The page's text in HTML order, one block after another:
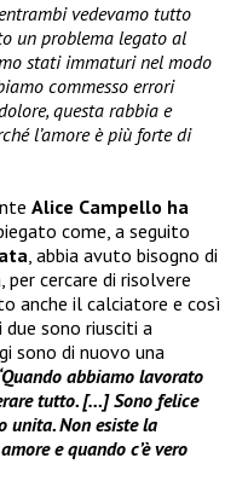
vedevamo tutto
un problema legato al
stati immaturi nel modo
commesso errori
questa rabbia e
l’amore è più forte di
Alice Campello ha
come, a seguito
, abbia avuto bisogno di
cercare di risolvere
anche il calciatore e così
sono riusciti a
sono di nuovo una
abbiamo lavorato
tutto. […] Sono felice
unita. Non esiste la
e quando c’è vero